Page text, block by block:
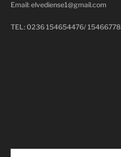
Email: elvediense1@gmail.com
TEL: 0236 154654476/ 15466778